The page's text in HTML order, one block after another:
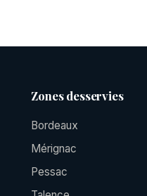
Zones desservies
Bordeaux
Mérignac
Pessac